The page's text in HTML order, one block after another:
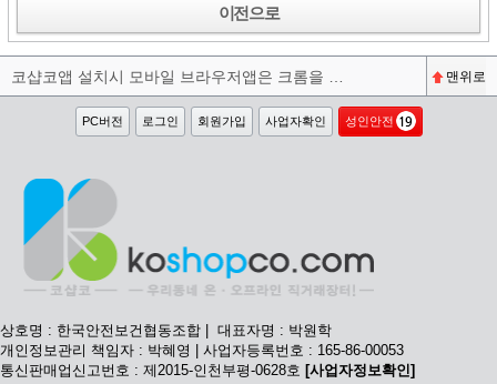
이전으로
맨위로
PC버전 로그인 회원가입 사업자확인 성인안전
상호명 : 한국안전보건협동조합 | 대표자명 : 박원학
개인정보관리 책임자 : 박혜영 | 사업자등록번호 : 165-86-00053
통신판매업신고번호 : 제2015-인천부평-0628호 [사업자정보확인]